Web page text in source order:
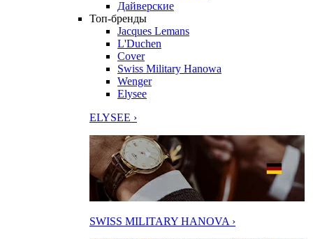
Дайверские
Топ-бренды
Jacques Lemans
L'Duchen
Cover
Swiss Military Hanowa
Wenger
Elysee
ELYSEE ›
SWISS MILITARY HANOVA ›